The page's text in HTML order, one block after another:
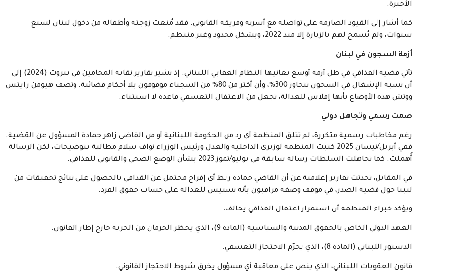
الأخيرة.
كما أشار إلى القيود الصارمة على تواصله مع أسرته وفريقه القانوني. فقد مُنعت زوجته وأطفاله من دخول لبنان لسبع
سنوات، ولم يُسمح لهم بالزيارة إلا منذ 2022، وبشكل محدود وغير منتظم.
أزمة السجون في لبنان
تأتي قضية القذافي في ظل أزمة أوسع يعانيها النظام العقابي اللبناني. إذ تشير تقارير نقابة المحامين في بيروت (2024) إلى
أن نسبة الإشغال في السجون تتجاوز 300%، وأن أكثر من 80% من السجناء موقوفون بلا أحكام قضائية. وتصف هيومن رايتس
ووتش هذه الأوضاع بأنها إفلاس للعدالة، تجعل من الاعتقال التعسفي قاعدة لا استثناء.
صمت رسمي وتجاهل دولي
رغم مخاطبات رسمية متكررة، لم تتلق المنظمة أي رد من الحكومة اللبنانية أو من القاضي زاهر حمادة المسؤول عن القضية.
ففي أبريل/نيسان 2025 كتبت المنظمة لوزيري الداخلية والعدل ورئيس الوزراء نواف سلام مطالبة بتوضيحات، لكن الرسالة
أُهملت. كما تجاهلت السلطات رسالة سابقة في يوليو/تموز 2023 بشأن الوضع الصحي والقانوني للقذافي.
في المقابل، تحدثت تقارير إعلامية عن أن القاضي حمادة ربط أي إفراج محتمل عن القذافي بالحصول على نتائج تحقيقات من
ليبيا حول قضية الصدر، في موقف وصفه مراقبون بأنه تسييس للعدالة على حساب حقوق الفرد.
ويؤكد خبراء المنظمة أن استمرار اعتقال القذافي يخالف:
العهد الدولي الخاص بالحقوق المدنية والسياسية (المادة 9)، الذي يحظر الحرمان من الحرية خارج إطار القانون.
الدستور اللبناني (المادة 8)، الذي يجرّم الاحتجاز التعسفي.
قانون العقوبات اللبناني، الذي ينص على معاقبة أي مسؤول يخرق شروط الاحتجاز القانوني.